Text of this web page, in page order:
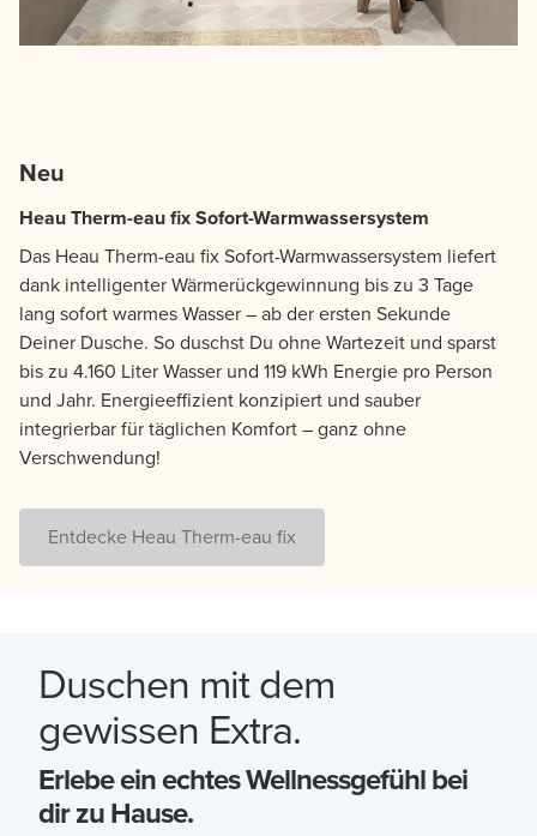
Neu
Heau Therm-eau fix Sofort-Warmwassersystem
Das Heau Therm-eau fix Sofort-Warmwassersystem liefert
dank intelligenter Wärmerückgewinnung bis zu 3 Tage
lang sofort warmes Wasser – ab der ersten Sekunde
Deiner Dusche. So duschst Du ohne Wartezeit und sparst
bis zu 4.160 Liter Wasser und 119 kWh Energie pro Person
und Jahr. Energieeffizient konzipiert und sauber
integrierbar für täglichen Komfort – ganz ohne
Verschwendung!
Entdecke Heau Therm-eau fix
Duschen mit dem
gewissen Extra.
Erlebe ein echtes Wellnessgefühl bei
dir zu Hause.